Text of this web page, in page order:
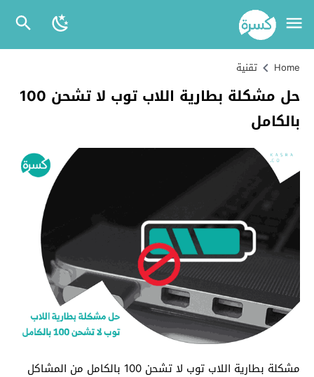
Home تقنية
حل مشكلة بطارية اللاب توب لا تشحن 100
بالكامل
مشكلة بطارية اللاب توب لا تشحن 100 بالكامل من المشاكل